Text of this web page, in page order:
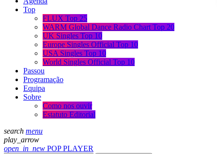
Top
FLUX Top 25
WARM Global Dance Radio Chart Top 20
UK Singles Top 10
Europe Singles Official Top 10
USA Singles Top 10
World Singles Official Top 10
Passou
Programação
Equipa
Sobre
Como nos ouvir
Estatuto Editorial
search menu
play_arrow
open_in_new POP PLAYER